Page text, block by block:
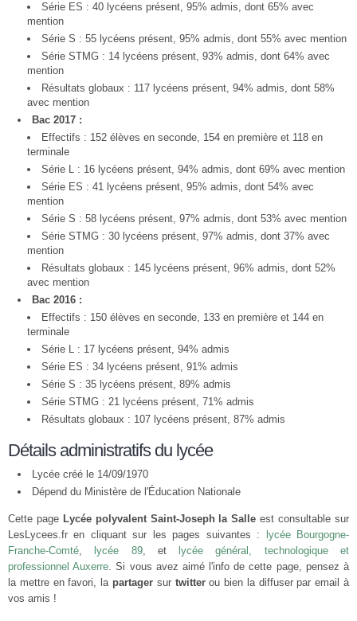
Série ES : 40 lycéens présent, 95% admis, dont 65% avec
mention
Série S : 55 lycéens présent, 95% admis, dont 55% avec mention
Série STMG : 14 lycéens présent, 93% admis, dont 64% avec
mention
Résultats globaux : 117 lycéens présent, 94% admis, dont 58%
avec mention
Bac 2017 :
Effectifs : 152 élèves en seconde, 154 en première et 118 en
terminale
Série L : 16 lycéens présent, 94% admis, dont 69% avec mention
Série ES : 41 lycéens présent, 95% admis, dont 54% avec
mention
Série S : 58 lycéens présent, 97% admis, dont 53% avec mention
Série STMG : 30 lycéens présent, 97% admis, dont 37% avec
mention
Résultats globaux : 145 lycéens présent, 96% admis, dont 52%
avec mention
Bac 2016 :
Effectifs : 150 élèves en seconde, 133 en première et 144 en
terminale
Série L : 17 lycéens présent, 94% admis
Série ES : 34 lycéens présent, 91% admis
Série S : 35 lycéens présent, 89% admis
Série STMG : 21 lycéens présent, 71% admis
Résultats globaux : 107 lycéens présent, 87% admis
Détails administratifs du lycée
Lycée créé le 14/09/1970
Dépend du Ministère de l'Éducation Nationale
Cette page Lycée polyvalent Saint-Joseph la Salle est consultable sur
LesLycees.fr en cliquant sur les pages suivantes :
lycée Bourgogne-
Franche-Comté, lycée 89, et
lycée général, technologique et
professionnel Auxerre. Si vous avez aimé l'info de cette page, pensez à
la mettre en favori, la partagersur twitterou bien la diffuser par email à
vos amis !